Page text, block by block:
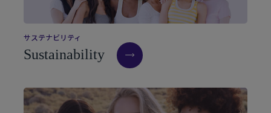
サステナビリティ
Sustainability